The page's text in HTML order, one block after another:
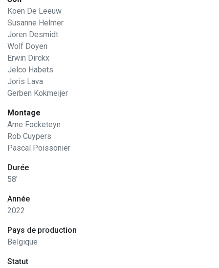
Koen De Leeuw
Susanne Helmer
Joren Desmidt
Wolf Doyen
Erwin Dirckx
Jelco Habets
Joris Lava
Gerben Kokmeijer
Montage
Arne Focketeyn
Rob Cuypers
Pascal Poissonier
Durée
58'
Année
2022
Pays de production
Belgique
Statut